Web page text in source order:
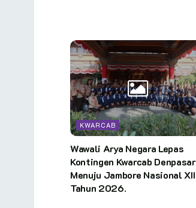
KWARCAB
Wawali Arya Negara Lepas
Kontingen Kwarcab Denpasar
Menuju Jambore Nasional XII
Tahun 2026.